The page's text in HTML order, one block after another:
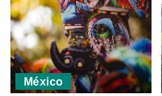
México